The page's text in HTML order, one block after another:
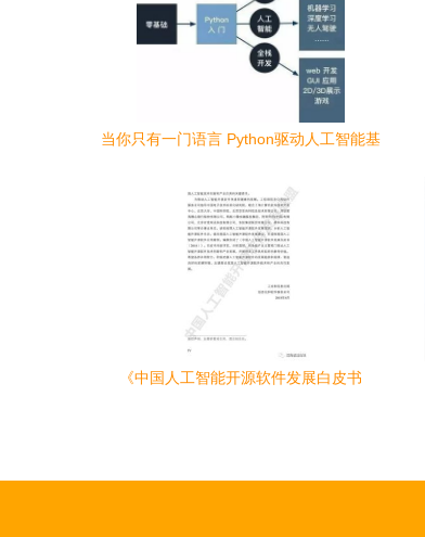
当你只有一门语言 Python驱动人工智能基
《中国人工智能开源软件发展白皮书